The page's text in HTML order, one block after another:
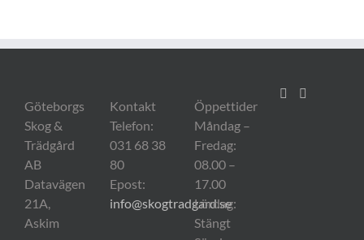
Göteborgs
Skog &
Trädgård
AB
Datavägen
21A,
Askim
Kontakt
Telefon:
031 68 38
80
Epost:
info@skogtradgard.se
Öppettider
Måndag –
Fredag:
08.00 –
17.00
Lördag:
Stängt